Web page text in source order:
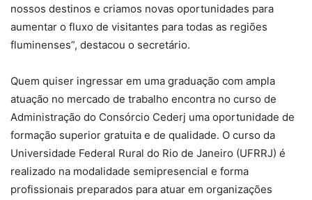
nossos destinos e criamos novas oportunidades para
aumentar o fluxo de visitantes para todas as regiões
fluminenses”, destacou o secretário.
Quem quiser ingressar em uma graduação com ampla
atuação no mercado de trabalho encontra no curso de
Administração do Consórcio Cederj uma oportunidade de
formação superior gratuita e de qualidade. O curso da
Universidade Federal Rural do Rio de Janeiro (UFRRJ) é
realizado na modalidade semipresencial e forma
profissionais preparados para atuar em organizações